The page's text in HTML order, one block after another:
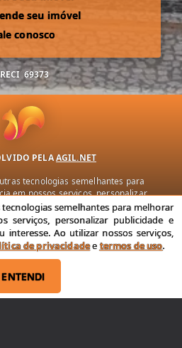
seu imóvel
conosco
69373
PELAAGIL.NET
tecnologias semelhantes para
em nossos serviços, personalizar
de seu interesse. Ao utilizar
com nossa política de privacidade e
de uso.
Termos de uso
semelhantes para melhorar
serviços, personalizar publicidade e
interesse. Ao utilizar nossos serviços,
de privacidadeetermos de uso.
ENTENDI